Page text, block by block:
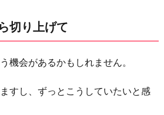
切り上げて
機会があるかもしれません。
すし、ずっとこうしていたいと感